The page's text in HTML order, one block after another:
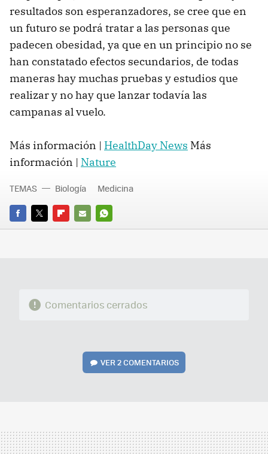
resultados son esperanzadores, se cree que en
un futuro se podrá tratar a las personas que
padecen obesidad, ya que en un principio no se
han constatado efectos secundarios, de todas
maneras hay muchas pruebas y estudios que
realizar y no hay que lanzar todavía las
campanas al vuelo.
Más información | HealthDay News Más
información | Nature
FACEBOOK
TWITTERFLIPBOARD
E-
WHATSAPP
TEMAS Biología Medicina
Comentarios cerrados
VER2 COMENTARIOS